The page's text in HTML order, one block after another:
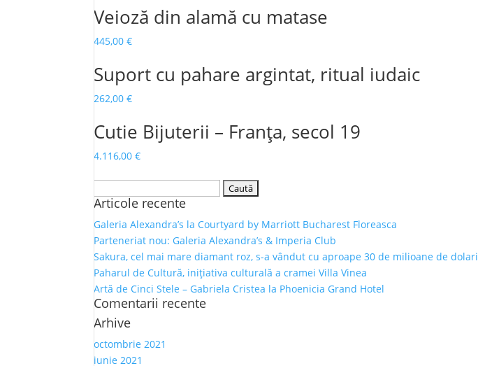
Veioză din alamă cu matase
445,00€
Suport cu pahare argintat, ritual iudaic
262,00€
Cutie Bijuterii – Franța, secol 19
4.116,00€
după:
Articole recente
Galeria Alexandra’s la Courtyard by Marriott Bucharest Floreasca
Parteneriat nou: Galeria Alexandra’s & Imperia Club
Sakura, cel mai mare diamant roz, s-a vândut cu aproape 30 de milioane de dolari
Paharul de Cultură, inițiativa culturală a cramei Villa Vinea
Artă de Cinci Stele – Gabriela Cristea la Phoenicia Grand Hotel
Comentarii recente
Arhive
octombrie 2021
iunie 2021